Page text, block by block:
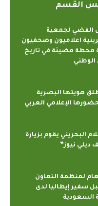
القسم
الفضي لجمعية
اعلاميون وصحفيون
محطة مضيئة في تاريخ
العربي 2 تطلق هويتها البصرية
الإعلامي العربي
البحريني يقوم بزيارة
ديلي نيوز”
لمنظمة التعاون
سفير إيطاليا لدى
السعودية